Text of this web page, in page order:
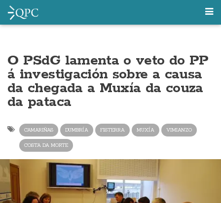
O PSdG lamenta o veto do PP
á investigación sobre a causa
da chegada a Muxía da couza
da pataca
CAMARIÑAS DUMBRÍA FISTERRA MUXÍA VIMIANZO
COSTA DA MORTE